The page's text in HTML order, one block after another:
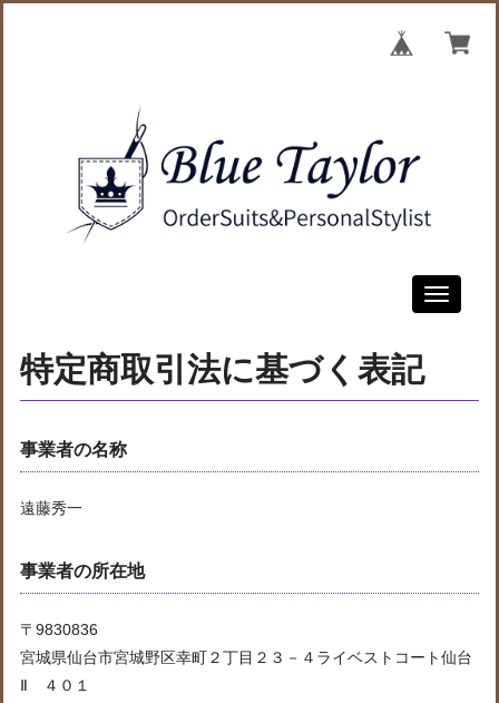
Toggle
特定商取引法に基づく表記
事業者の名称
遠藤秀一
事業者の所在地
〒9830836
宮城県仙台市宮城野区幸町２丁目２３－４ライベストコート仙台
Ⅱ ４０１